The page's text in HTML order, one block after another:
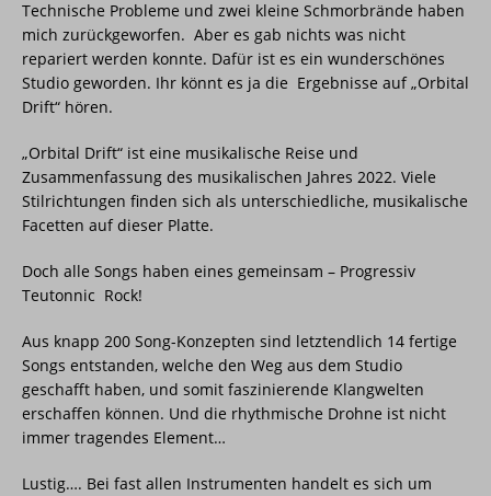
Technische Probleme und zwei kleine Schmorbrände haben
mich zurückgeworfen. Aber es gab nichts was nicht
repariert werden konnte. Dafür ist es ein wunderschönes
Studio geworden. Ihr könnt es ja die Ergebnisse auf „Orbital
Drift“ hören.
„Orbital Drift“ ist eine musikalische Reise und
Zusammenfassung des musikalischen Jahres 2022. Viele
Stilrichtungen finden sich als unterschiedliche, musikalische
Facetten auf dieser Platte.
Doch alle Songs haben eines gemeinsam – Progressiv
Teutonnic Rock!
Aus knapp 200 Song-Konzepten sind letztendlich 14 fertige
Songs entstanden, welche den Weg aus dem Studio
geschafft haben, und somit faszinierende Klangwelten
erschaffen können. Und die rhythmische Drohne ist nicht
immer tragendes Element…
Lustig…. Bei fast allen Instrumenten handelt es sich um